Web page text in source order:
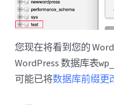
您现在将看到您的
WordPress 数据库表
可能已将数据库前缀更